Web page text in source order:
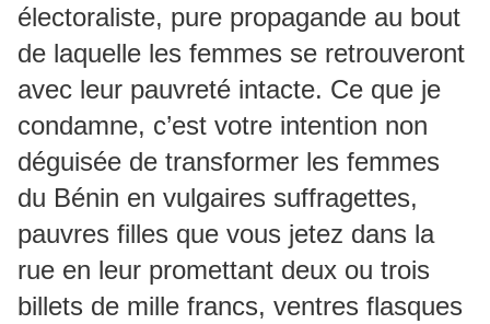
électoraliste, pure propagande au bout
de laquelle les femmes se retrouveront
avec leur pauvreté intacte. Ce que je
condamne, c’est votre intention non
déguisée de transformer les femmes
du Bénin en vulgaires suffragettes,
pauvres filles que vous jetez dans la
rue en leur promettant deux ou trois
billets de mille francs, ventres flasques